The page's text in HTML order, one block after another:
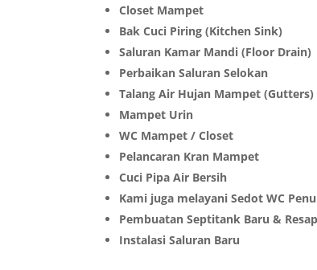
Closet Mampet
Bak Cuci Piring (Kitchen Sink)
Saluran Kamar Mandi (Floor Drain)
Perbaikan Saluran Selokan
Talang Air Hujan Mampet (Gutters)
Mampet Urin
WC Mampet / Closet
Pelancaran Kran Mampet
Cuci Pipa Air Bersih
Kami juga melayani Sedot WC
Pembuatan Septitank Baru &
Instalasi Saluran Baru